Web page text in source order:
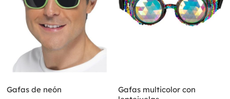
Gafas de neón
Gafas multicolor con